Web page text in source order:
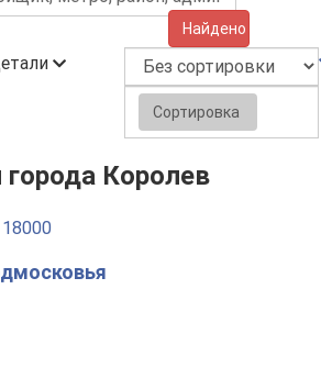
Найдено (638)
Сортировка
Королев
18000